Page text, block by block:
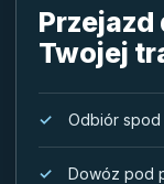
Twojej
Odbiór
Dowóz pod